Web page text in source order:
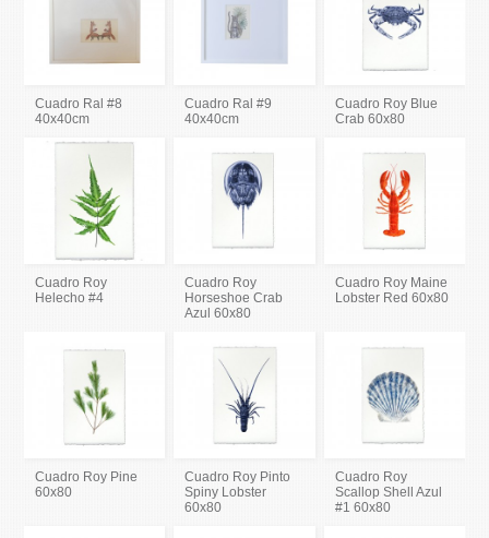
Cuadro Ral #8
40x40cm
Cuadro Ral #9
40x40cm
Cuadro Roy Blue
Crab 60x80
Cuadro Roy
Helecho #4
Cuadro Roy
Horseshoe Crab
Azul 60x80
Cuadro Roy Maine
Lobster Red 60x80
Cuadro Roy Pine
60x80
Cuadro Roy Pinto
Spiny Lobster
60x80
Cuadro Roy
Scallop Shell Azul
#1 60x80